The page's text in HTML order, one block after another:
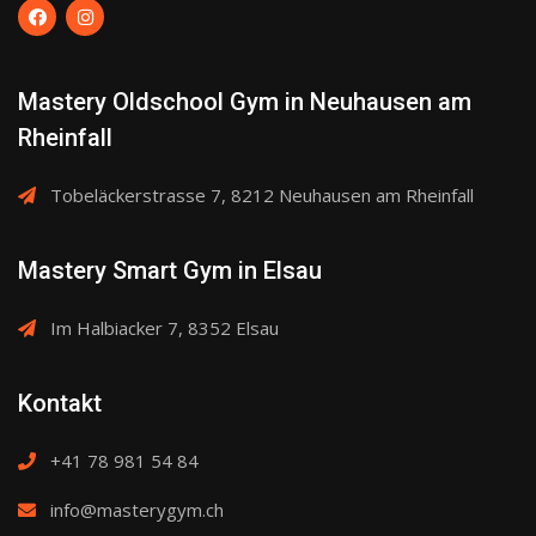
werden
Mastery Oldschool Gym in Neuhausen am
Rheinfall
Tobeläckerstrasse 7, 8212 Neuhausen am Rheinfall
Mastery Smart Gym in Elsau
Im Halbiacker 7, 8352 Elsau
Kontakt
+41 78 981 54 84
info@masterygym.ch